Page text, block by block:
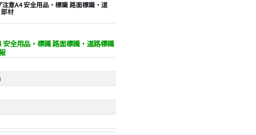
意A4 安全用品・標識 路面標識・道
材
全用品・標識 路面標識・道路標識